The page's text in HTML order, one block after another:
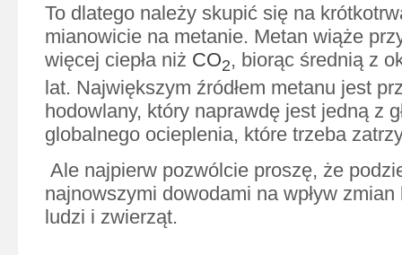
To dlatego należy skupić się na
mianowicie na metanie. Metan wiąże
więcej ciepła niż CO2, biorąc średnią z
lat. Największym źródłem metanu jest
hodowlany, który naprawdę jest jedną z
globalnego ocieplenia, które trzeba
Ale najpierw pozwólcie proszę, że
najnowszymi dowodami na wpływ
ludzi i zwierząt.